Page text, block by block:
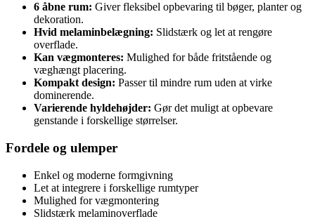
6 åbne rum: Giver fleksibel opbevaring til bøger, planter og
dekoration.
Hvid melaminbelægning: Slidstærk og let at rengøre
overflade.
Kan vægmonteres: Mulighed for både fritstående og
væghængt placering.
Kompakt design: Passer til mindre rum uden at virke
dominerende.
Varierende hyldehøjder: Gør det muligt at opbevare
genstande i forskellige størrelser.
Fordele og ulemper
Enkel og moderne formgivning
Let at integrere i forskellige rumtyper
Mulighed for vægmontering
Slidstærk melaminoverflade